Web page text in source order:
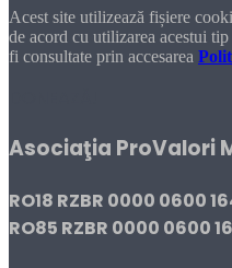
Acest site utilizează fișiere
de acord cu utilizarea acestui
fi consultate prin accesarea
Asociaţia ProValori
RO18 RZBR 0000 0600
RO85 RZBR 0000 0600